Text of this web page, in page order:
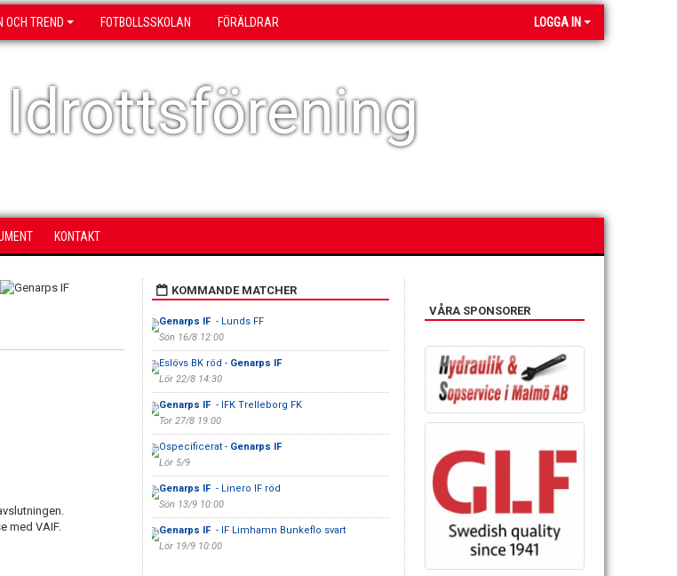
OCH TREND FOTBOLLSSKOLAN FÖRÄLDRAR LOGGA IN
KONTAKT
med VAIF.
KOMMANDE MATCHER
Genarps IF - Lunds FF
Sön 16/8 12:00
Eslövs BK röd - Genarps IF
Lör 22/8 14:30
Genarps IF - IFK Trelleborg FK
Tor 27/8 19:00
Ospecificerat - Genarps IF
Lör 5/9
Genarps IF - Linero IF röd
Sön 13/9 10:00
Genarps IF - IF Limhamn Bunkeflo svart
Lör 19/9 10:00
VÅRA SPONSORER